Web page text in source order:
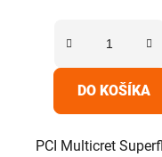
DO KOŠÍKA
PCI Multicret